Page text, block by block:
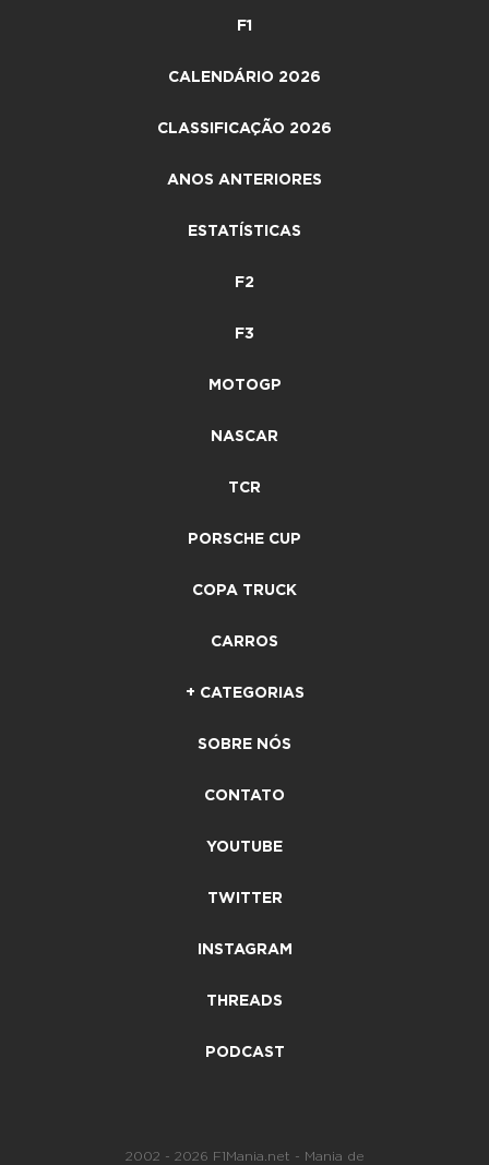
F1
CALENDÁRIO 2026
CLASSIFICAÇÃO 2026
ANOS ANTERIORES
ESTATÍSTICAS
F2
F3
MOTOGP
NASCAR
TCR
PORSCHE CUP
COPA TRUCK
CARROS
+ CATEGORIAS
SOBRE NÓS
CONTATO
YOUTUBE
TWITTER
INSTAGRAM
THREADS
PODCAST
2002 - 2026 F1Mania.net - Mania de